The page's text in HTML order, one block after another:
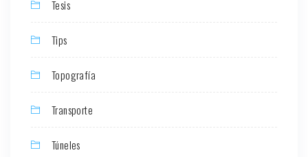
Tesis
Tips
Topografía
Transporte
Túneles